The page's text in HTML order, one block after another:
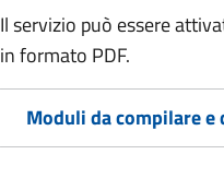
Il servizio può essere
in formato PDF.
Moduli da compilare